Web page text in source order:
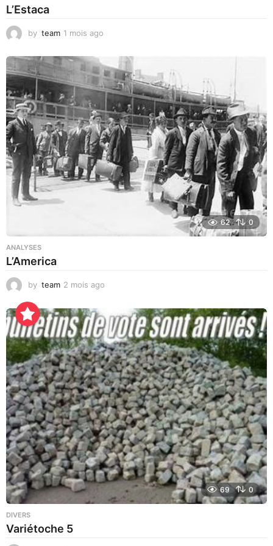
L’Estaca
by team 1 mois ago
i
s
a
o
62 0
ANALYSES
L’America
by team 2 mois ago
u
r
s
a
g
o
69 0
DIVERS
Variétoche 5